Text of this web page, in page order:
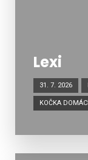
Lexi
31. 7. 2026
KOČKA DOMÁCÍ